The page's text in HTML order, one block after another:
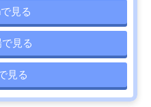
見る
見る
見る